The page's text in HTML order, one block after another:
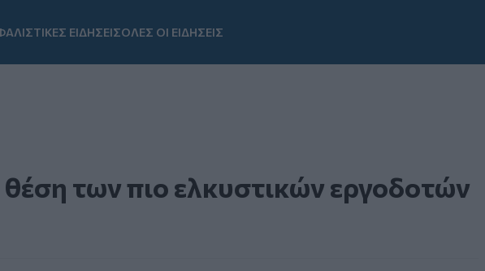
ΕΙΔΗΣΕΙΣΟΛΕΣ ΟΙ ΕΙΔΗΣΕΙΣ
των πιο ελκυστικών εργοδοτών